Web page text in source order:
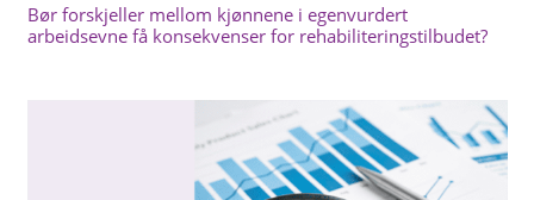
Bør forskjeller mellom kjønnene i egenvurdert
arbeidsevne få konsekvenser for rehabiliteringstilbudet?